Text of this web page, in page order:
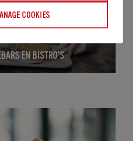
EN BISTRO'S
COOKIES